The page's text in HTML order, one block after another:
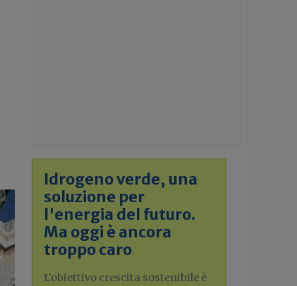
Idrogeno verde, una
soluzione per
l'energia del futuro.
Ma oggi è ancora
troppo caro
L'obiettivo crescita sostenibile è